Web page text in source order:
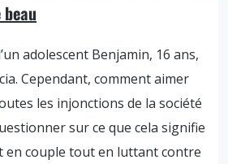
adolescent Benjamin, 16 ans,
Cependant, comment aimer
les injonctions de la société
sur ce que cela signifie
en couple tout en luttant contre